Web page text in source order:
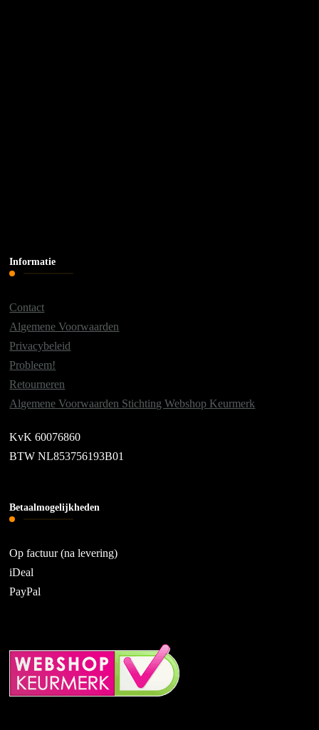
Informatie
Contact
Algemene Voorwaarden
Privacybeleid
Probleem!
Retourneren
Algemene Voorwaarden Stichting Webshop Keurmerk
KvK 60076860
BTW NL853756193B01
Betaalmogelijkheden
Op factuur (na levering)
iDeal
PayPal